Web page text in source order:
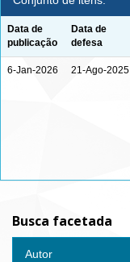
Data de
publicação
Data de
defesa
6-Jan-2026 21-Ago-2025
Busca facetada
Autor